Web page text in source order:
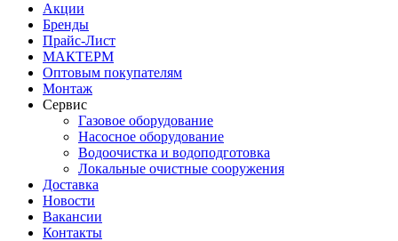
Акции
Бренды
Прайс-Лист
МАКТЕРМ
Оптовым покупателям
Монтаж
Сервис
Газовое оборудование
Насосное оборудование
Водоочистка и водоподготовка
Локальные очистные сооружения
Доставка
Новости
Вакансии
Контакты